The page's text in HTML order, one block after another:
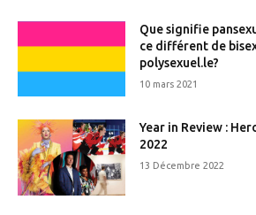
Que signifie
ce différent de
polysexuel.le?
10 mars 2021
Year in Review :
2022
13 Décembre 2022